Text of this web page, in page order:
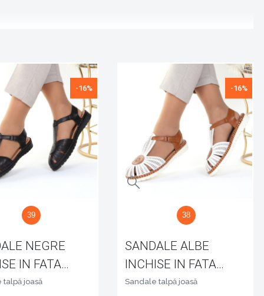
foarte bun! Plasează o comanda acum și descoperă
o fire conservatoare? Ai multe modele de sandale
pe care ți le dorești – confortabile, rezistente și cu un
prietenele tale, așa că, spune-le și lor de unde le ai!
-16%
NEGRE
IN FATA
talpă joasă
39
-16%
SANDALE ALBE
INCHISE IN FATA
LANI
Sandale talpă joasă
38